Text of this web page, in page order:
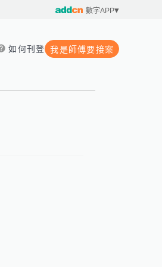
數字APP
如何刊登 我是師傅要接案